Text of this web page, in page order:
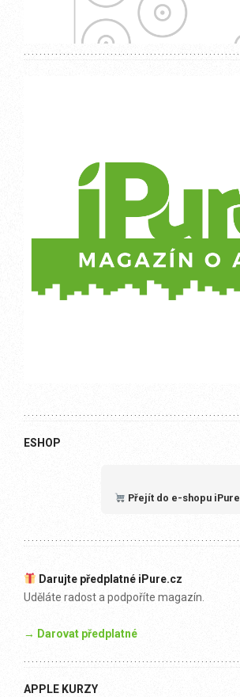
ESHOP
Přejít do e-shopu iPure
Darujte předplatné iPure.cz
Uděláte radost a podpoříte magazín.
→ Darovat předplatné
APPLE KURZY